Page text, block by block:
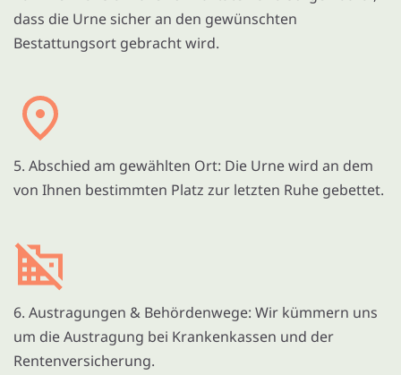
dass die Urne sicher an den gewünschten
Bestattungsort gebracht wird.
5. Abschied am gewählten Ort: Die Urne wird an dem
von Ihnen bestimmten Platz zur letzten Ruhe gebettet.
6. Austragungen & Behördenwege: Wir kümmern uns
um die Austragung bei Krankenkassen und der
Rentenversicherung.